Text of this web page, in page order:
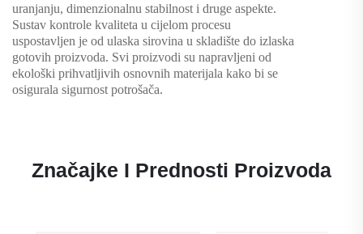
uranjanju, dimenzionalnu stabilnost i druge aspekte.
Sustav kontrole kvaliteta u cijelom procesu
uspostavljen je od ulaska sirovina u skladište do izlaska
gotovih proizvoda. Svi proizvodi su napravljeni od
ekološki prihvatljivih osnovnih materijala kako bi se
osigurala sigurnost potrošača.
Značajke I Prednosti Proizvoda